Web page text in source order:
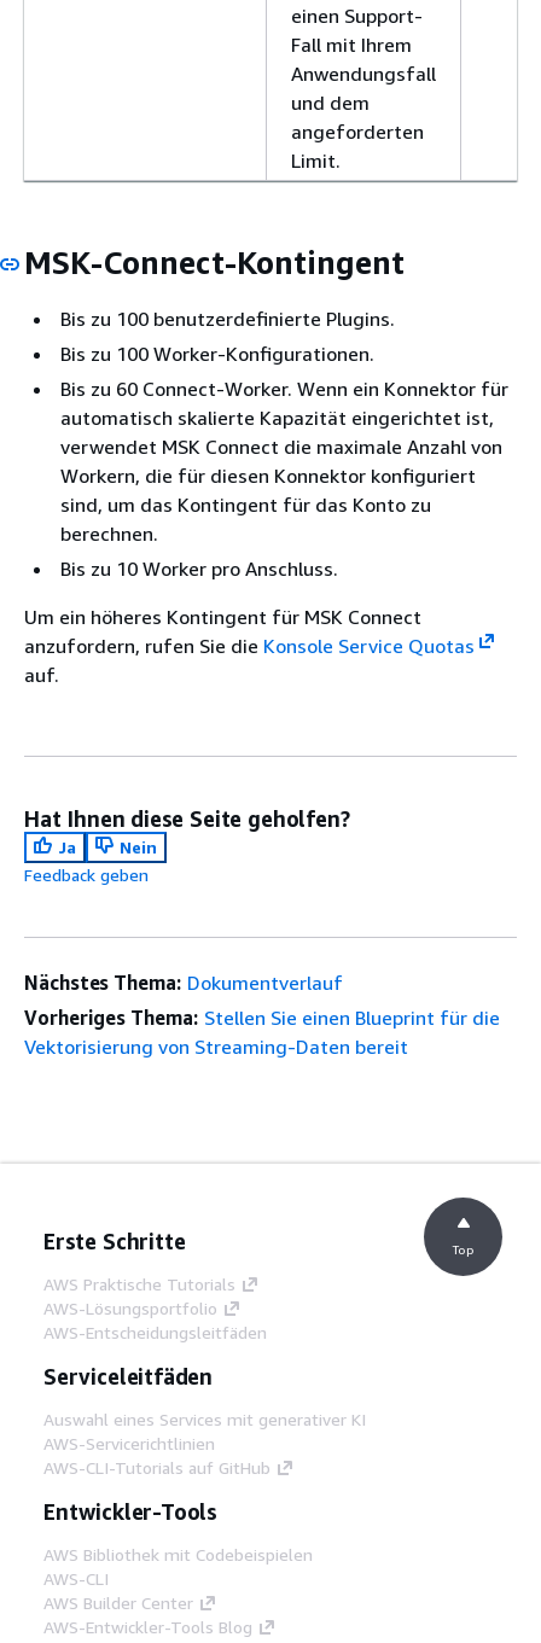
einen Support-
Fall mit Ihrem
Anwendungsfall
und dem
angeforderten
Limit.
MSK-Connect-Kontingent
Bis zu 100 benutzerdefinierte Plugins.
Bis zu 100 Worker-Konfigurationen.
Bis zu 60 Connect-Worker. Wenn ein Konnektor für
automatisch skalierte Kapazität eingerichtet ist,
verwendet MSK Connect die maximale Anzahl von
Workern, die für diesen Konnektor konfiguriert
sind, um das Kontingent für das Konto zu
berechnen.
Bis zu 10 Worker pro Anschluss.
Um ein höheres Kontingent für MSK Connect
anzufordern, rufen Sie die Konsole Service Quotas
auf.
Hat Ihnen diese Seite geholfen?
Ja
Nein
Feedback geben
Nächstes Thema: Dokumentverlauf
Vorheriges Thema: Stellen Sie einen Blueprint für die
Vektorisierung von Streaming-Daten bereit
Erste Schritte
AWS Praktische Tutorials
AWS-Lösungsportfolio
AWS-Entscheidungsleitfäden
Serviceleitfäden
Auswahl eines Services mit generativer KI
AWS-Servicerichtlinien
AWS-CLI-Tutorials auf GitHub
Entwickler-Tools
AWS Bibliothek mit Codebeispielen
AWS-CLI
AWS Builder Center
AWS-Entwickler-Tools Blog
Top